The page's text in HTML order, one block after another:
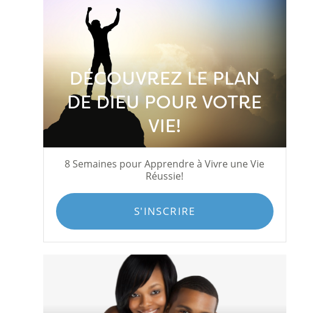
DÉCOUVREZ LE PLAN
DE DIEU POUR VOTRE
VIE!
8 Semaines pour Apprendre à Vivre une Vie
Réussie!
S'INSCRIRE